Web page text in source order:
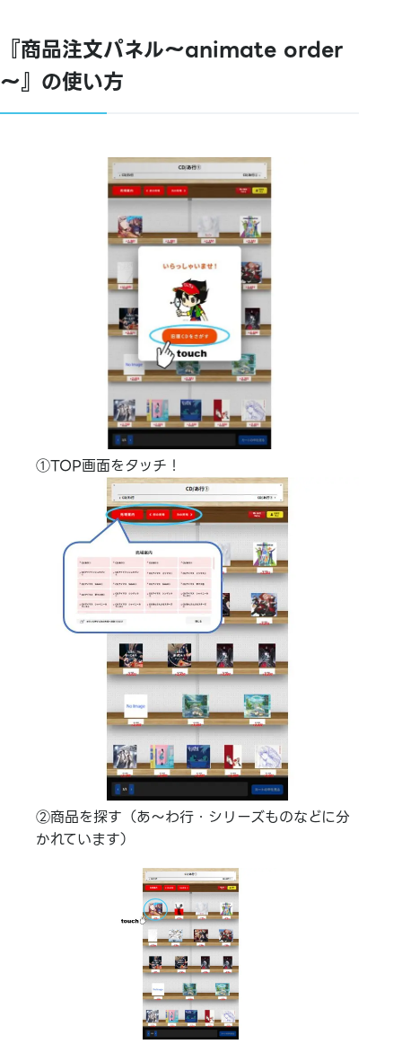
『商品注文パネル～animate order
～』の使い方
①TOP画面をタッチ！
②商品を探す（あ～わ行・シリーズものなどに分
かれています）